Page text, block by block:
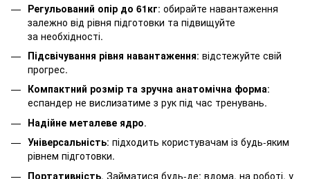
Регульований опір до 61кг: обирайте навантаження
залежно від рівня підготовки та підвищуйте
за необхідності.
Підсвічування рівня навантаження: відстежуйте свій
прогрес.
Компактний розмір та зручна анатомічна форма:
еспандер не вислизатиме з рук під час тренувань.
Надійне металеве ядро.
Універсальність: підходить користувачам із будь-яким
рівнем підготовки.
Портативність. Займатися будь-де: вдома, на роботі, у